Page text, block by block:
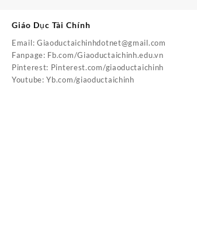
Giáo Dục Tài Chính
Email: Giaoductaichinhdotnet@gmail.com
Fanpage: Fb.com/Giaoductaichinh.edu.vn
Pinterest: Pinterest.com/giaoductaichinh
Youtube:Yb.com/giaoductaichinh